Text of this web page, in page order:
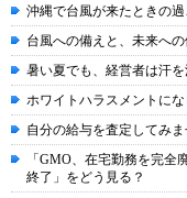
沖縄で台風が来たときの
台風への備えと、未来への
暑い夏でも、経営者は汗
ホワイトハラスメントに
自分の給与を査定してみま
「GMO、在宅勤務を完
終了」をどう見る？